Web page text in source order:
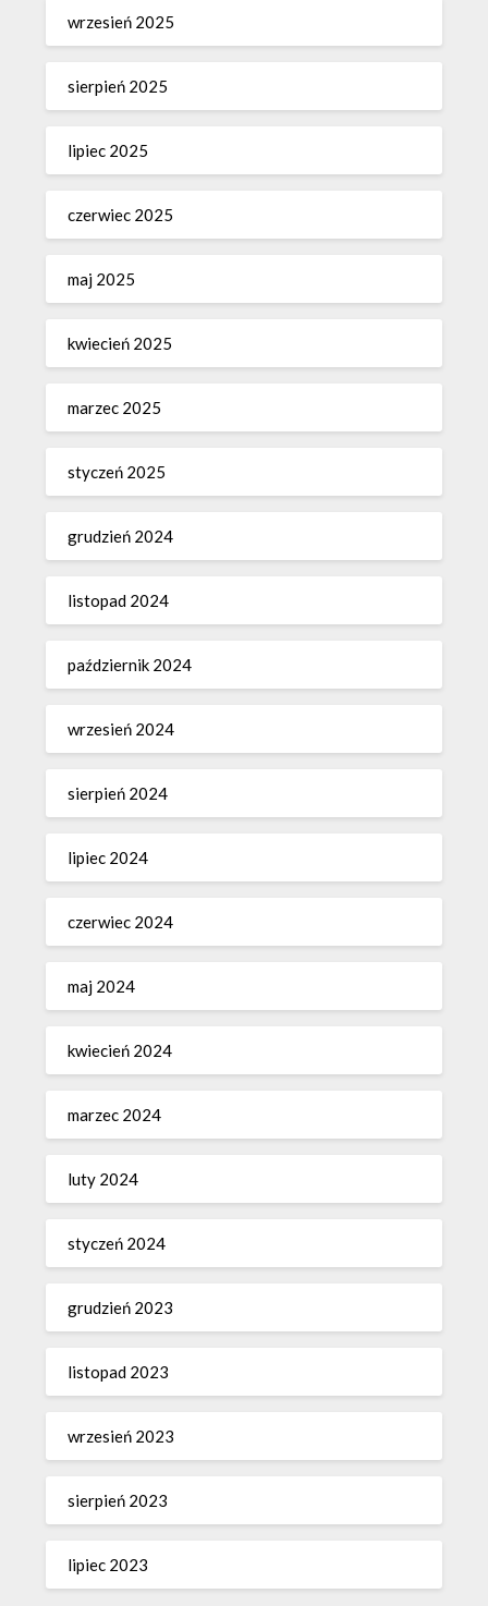
wrzesień 2025
sierpień 2025
lipiec 2025
czerwiec 2025
maj 2025
kwiecień 2025
marzec 2025
styczeń 2025
grudzień 2024
listopad 2024
październik 2024
wrzesień 2024
sierpień 2024
lipiec 2024
czerwiec 2024
maj 2024
kwiecień 2024
marzec 2024
luty 2024
styczeń 2024
grudzień 2023
listopad 2023
wrzesień 2023
sierpień 2023
lipiec 2023